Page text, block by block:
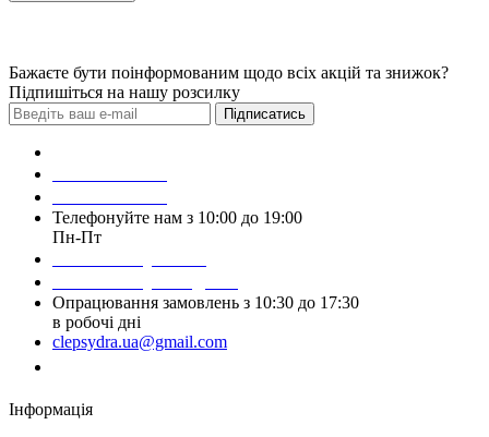
Бажаєте бути поінформованим щодо всіх акцій та знижок?
Підпишіться на нашу розсилку
Підписатись
Телефонуйте нам з 10:00 до 19:00
Пн-Пт
Опрацювання замовлень з 10:30 до 17:30
в робочі дні
clepsydra.ua@gmail.com
Інформація